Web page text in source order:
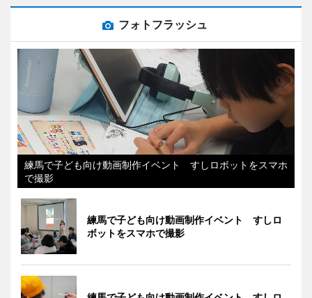
フォトフラッシュ
練馬で子ども向け動画制作イベント すしロボットをスマホ
で撮影
練馬で子ども向け動画制作イベント すしロ
ボットをスマホで撮影